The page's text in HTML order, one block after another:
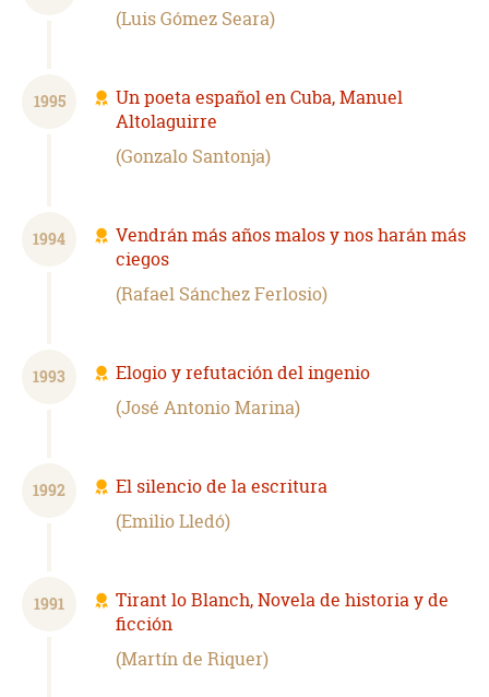
Luis Gómez Seara
1995
Un poeta español en Cuba, Manuel
Altolaguirre
Gonzalo Santonja
1994
Vendrán más años malos y nos harán más
ciegos
Rafael Sánchez Ferlosio
1993
Elogio y refutación del ingenio
José Antonio Marina
1992
El silencio de la escritura
Emilio Lledó
1991
Tirant lo Blanch, Novela de historia y de
ficción
Martín de Riquer